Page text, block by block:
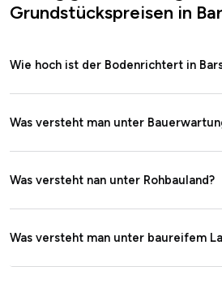
Grundstückspreisen in
Wie hoch ist der Bodenrichtert in
Was versteht man unter
Was versteht nan unter Rohbauland?
Was versteht man unter baureifem